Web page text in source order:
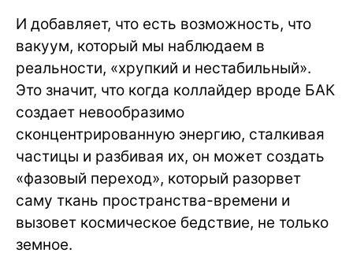
И добавляет, что есть возможность, что
вакуум, который мы наблюдаем в
реальности, «хрупкий и нестабильный».
Это значит, что когда коллайдер вроде БАК
создает невообразимо
сконцентрированную энергию, сталкивая
частицы и разбивая их, он может создать
«фазовый переход», который разорвет
саму ткань пространства-времени и
вызовет космическое бедствие, не только
земное.